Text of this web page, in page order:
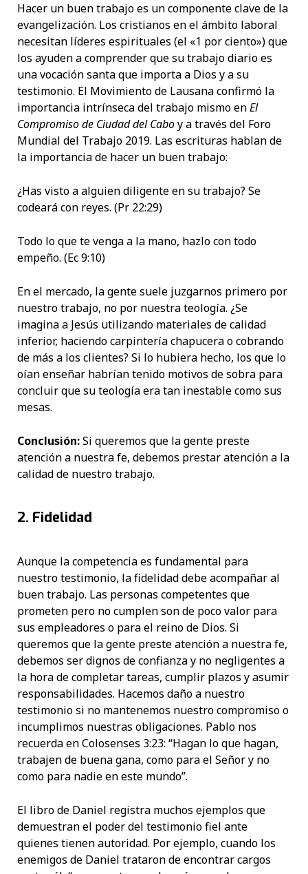
Hacer un buen trabajo es un componente clave de la
evangelización. Los cristianos en el ámbito laboral
necesitan líderes espirituales (el «1 por ciento») que
los ayuden a comprender que su trabajo diario es
una vocación santa que importa a Dios y a su
testimonio. El Movimiento de Lausana confirmó la
importancia intrínseca del trabajo mismo enEl
Compromiso de Ciudad del Caboy a través del Foro
Mundial del Trabajo 2019. Las escrituras hablan de
la importancia de hacer un buen trabajo:
¿Has visto a alguien diligente en su trabajo? Se
codeará con reyes. (Pr 22:29)
Todo lo que te venga a la mano, hazlo con todo
empeño. (Ec 9:10)
En el mercado, la gente suele juzgarnos primero por
nuestro trabajo, no por nuestra teología. ¿Se
imagina a Jesús utilizando materiales de calidad
inferior, haciendo carpintería chapucera o cobrando
de más a los clientes? Si lo hubiera hecho, los que lo
oían enseñar habrían tenido motivos de sobra para
concluir que su teología era tan inestable como sus
mesas.
Conclusión:Si queremos que la gente preste
atención a nuestra fe, debemos prestar atención a la
calidad de nuestro trabajo.
2. Fidelidad
Aunque la competencia es fundamental para
nuestro testimonio, la fidelidad debe acompañar al
buen trabajo. Las personas competentes que
prometen pero no cumplen son de poco valor para
sus empleadores o para el reino de Dios. Si
queremos que la gente preste atención a nuestra fe,
debemos ser dignos de confianza y no negligentes a
la hora de completar tareas, cumplir plazos y asumir
responsabilidades. Hacemos daño a nuestro
testimonio si no mantenemos nuestro compromiso o
incumplimos nuestras obligaciones. Pablo nos
recuerda en Colosenses 3:23: “Hagan lo que hagan,
trabajen de buena gana, como para el Señor y no
como para nadie en este mundo”.
El libro de Daniel registra muchos ejemplos que
demuestran el poder del testimonio fiel ante
quienes tienen autoridad. Por ejemplo, cuando los
enemigos de Daniel trataron de encontrar cargos